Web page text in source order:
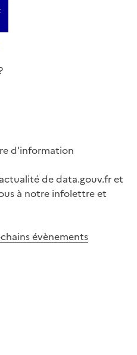
d'information
de data.gouv.fr et
à notre infolettre et
évènements